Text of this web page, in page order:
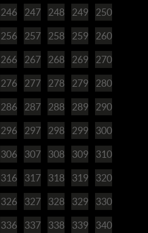
246 247 248 249 250
256 257 258 259 260
266 267 268 269 270
276 277 278 279 280
286 287 288 289 290
296 297 298 299 300
306 307 308 309 310
316 317 318 319 320
326 327 328 329 330
336 337 338 339 340